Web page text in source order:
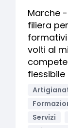
Marche
filiera
volti al
Servizi